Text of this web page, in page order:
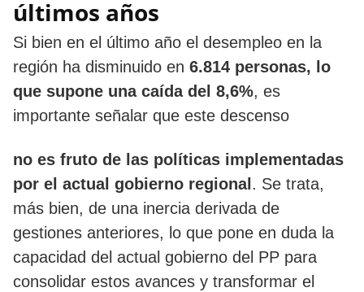
últimos años
Si bien en el último año el desempleo en la
región ha disminuido en 6.814 personas, lo
que supone una caída del 8,6%, es
importante señalar que este descenso
no es fruto de las políticas implementadas
por el actual gobierno regional . Se trata,
más bien, de una inercia derivada de
gestiones anteriores, lo que pone en duda la
capacidad del actual gobierno del PP para
consolidar estos avances y transformar el